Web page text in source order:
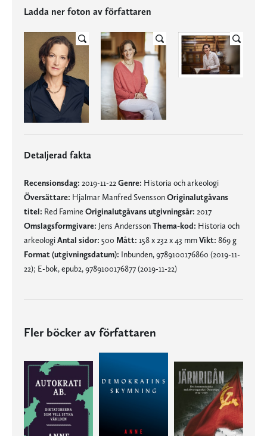
Ladda ner foton av författaren
Detaljerad fakta
Recensionsdag: 2019-11-22 Genre: Historia och arkeologi
Översättare: Hjalmar Manfred SvenssonOriginalutgåvans
titel: Red Famine Originalutgåvans utgivningsår: 2017
Omslagsformgivare: Jens AnderssonThema-kod: Historia och
arkeologiAntal sidor: 500 Mått: 158 x 232 x 43 mmVikt: 869 g
Format (utgivningsdatum): Inbunden, 9789100176860 (2019-11-
22); E-bok, epub2, 9789100176877 (2019-11-22)
Fler böcker av författaren